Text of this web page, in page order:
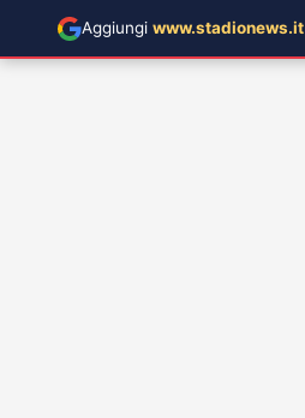
Aggiungi www.stadionews.it